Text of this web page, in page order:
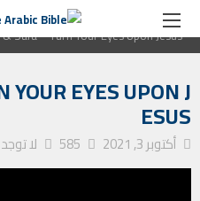
الصفحة الرئيسية
التأمل الأسبوعي
Safa – Turn Your Eyes Upon Jesus
EYES UPON J
ESUS
أكتوبر 3, 2021 585 لا